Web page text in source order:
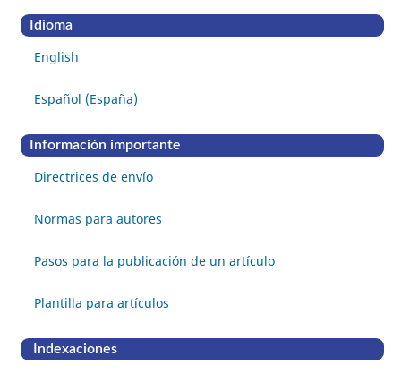
Idioma
English
Español (España)
Información importante
Directrices de envío
Normas para autores
Pasos para la publicación de un artículo
Plantilla para artículos
Indexaciones